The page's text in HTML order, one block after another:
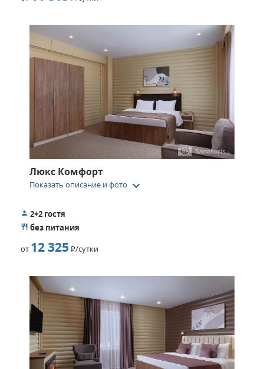
Люкс Комфорт
Показать описание и фото keyboard_arrow_down
2+2 гостя
без питания
от 12 325 Р/сутки